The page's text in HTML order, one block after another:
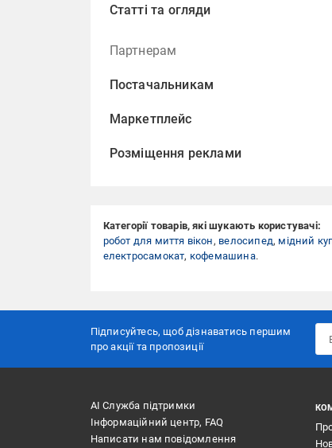
Статті та огляди
Партнерам
Постачальникам
Маркетплейс
Розміщення реклами
Категорії товарів, які шукають користувачі:
робот для миття вікон, велосипед, мідний
електросамокат, кофемашина.
Підписуйтесь, щоб дізнаватись першим
про акції та пропозиції
АІ Служба підтримки
Інформаційний центр, FAQ
Написати нам повідомлення